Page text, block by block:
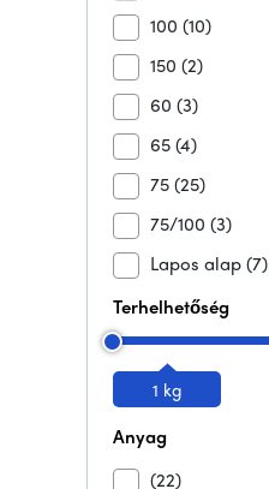
100 (10)
150 (2)
60 (3)
65(4)
75(25)
75/100 (3)
Lapos alap(7)
Terhelhetőség
1 kg
Anyag
(22)